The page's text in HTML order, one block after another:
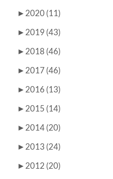
► 2020 (11)
► 2019 (43)
► 2018 (46)
► 2017 (46)
► 2016 (13)
► 2015 (14)
► 2014 (20)
► 2013 (24)
► 2012 (20)